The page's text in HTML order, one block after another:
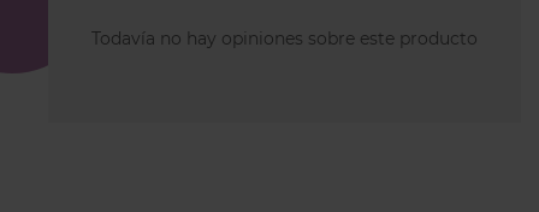
Todavía no hay opiniones sobre este producto